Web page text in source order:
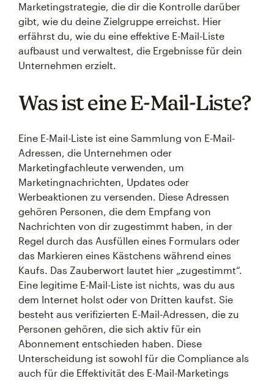
Marketingstrategie, die dir die Kontrolle darüber
gibt, wie du deine Zielgruppe erreichst. Hier
erfährst du, wie du eine effektive E-Mail-Liste
aufbaust und verwaltest, die Ergebnisse für dein
Unternehmen erzielt.
Was ist eine E-Mail-Liste?
Eine E-Mail-Liste ist eine Sammlung von E-Mail-
Adressen, die Unternehmen oder
Marketingfachleute verwenden, um
Marketingnachrichten, Updates oder
Werbeaktionen zu versenden. Diese Adressen
gehören Personen, die dem Empfang von
Nachrichten von dir zugestimmt haben, in der
Regel durch das Ausfüllen eines Formulars oder
das Markieren eines Kästchens während eines
Kaufs. Das Zauberwort lautet hier „zugestimmt“.
Eine legitime E-Mail-Liste ist nichts, was du aus
dem Internet holst oder von Dritten kaufst. Sie
besteht aus verifizierten E-Mail-Adressen, die zu
Personen gehören, die sich aktiv für ein
Abonnement entschieden haben. Diese
Unterscheidung ist sowohl für die Compliance als
auch für die Effektivität des E-Mail-Marketings